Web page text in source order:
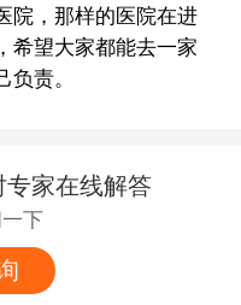
院，那样的医院在进
希望大家都能去一家
责。
专家在线解答
下